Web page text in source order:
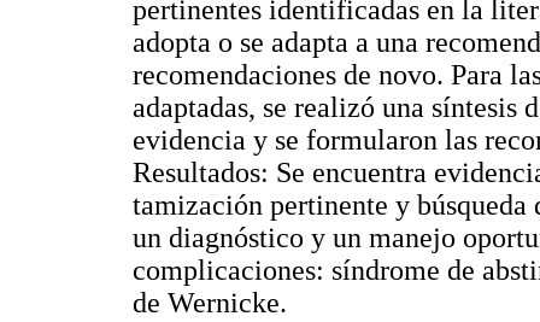
pertinentes identificadas en la
adopta o se adapta a una
recomendaciones de novo. Para
adaptadas, se realizó una síntesis
evidencia y se formularon las
Resultados: Se encuentra
tamización pertinente y
un diagnóstico y un manejo
complicaciones: síndrome de
de Wernicke.